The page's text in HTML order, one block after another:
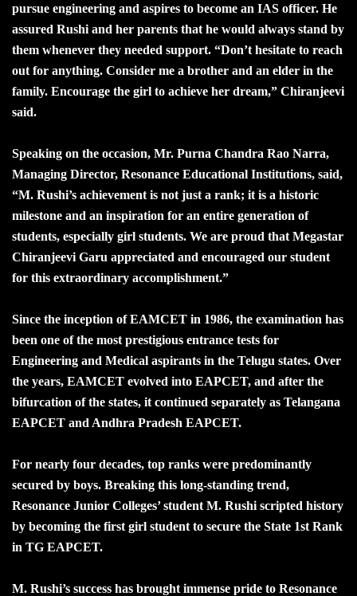
pursue engineering and aspires to become an IAS officer. He
assured Rushi and her parents that he would always stand by
them whenever they needed support. “Don’t hesitate to reach
out for anything. Consider me a brother and an elder in the
family. Encourage the girl to achieve her dream,” Chiranjeevi
said.
Speaking on the occasion, Mr. Purna Chandra Rao Narra,
Managing Director, Resonance Educational Institutions, said,
“M. Rushi’s achievement is not just a rank; it is a historic
milestone and an inspiration for an entire generation of
students, especially girl students. We are proud that Megastar
Chiranjeevi Garu appreciated and encouraged our student
for this extraordinary accomplishment.”
Since the inception of EAMCET in 1986, the examination has
been one of the most prestigious entrance tests for
Engineering and Medical aspirants in the Telugu states. Over
the years, EAMCET evolved into EAPCET, and after the
bifurcation of the states, it continued separately as Telangana
EAPCET and Andhra Pradesh EAPCET.
For nearly four decades, top ranks were predominantly
secured by boys. Breaking this long-standing trend,
Resonance Junior Colleges’ student M. Rushi scripted history
by becoming the first girl student to secure the State 1st Rank
in TG EAPCET.
M. Rushi’s success has brought immense pride to Resonance